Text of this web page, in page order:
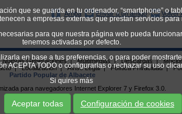
que se guarda en tu ordenador, “smartphone” o
a empresas externas que prestan servicios
para que nuestra página web pueda
tenemos activadas por defecto.
en base a tus preferencias, o para poder
TODO o configurarlas o rechazar su uso
Si quires más
Aceptar todas Configuración de cookies
Arriba Enviar a un amigo Volver
Nuevas Generaciones | Multimedias | Descargas |
| Localizacion | Aviso Legal | Política Privacidad |
Partido Popular de Albacete
para navegadores Internet Explorer 7 y Firefox 3.0.